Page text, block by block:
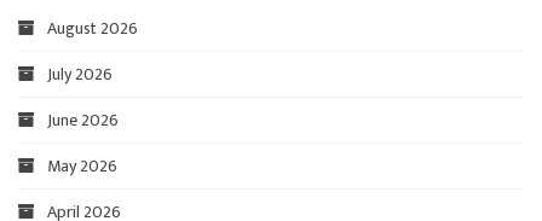
August 2026
July 2026
June 2026
May 2026
April 2026